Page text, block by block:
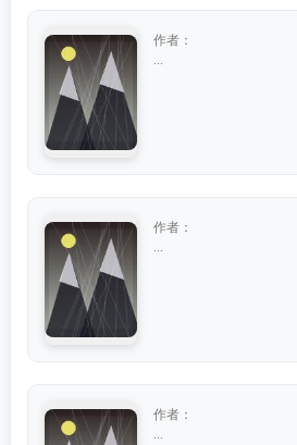
作者：
作者：
作者：